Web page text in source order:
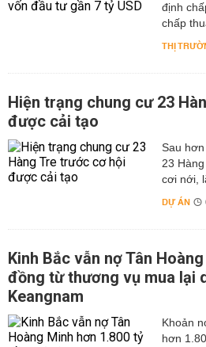
định
chấp
THỊ
Hiện trạng chung cư 23
được cải tạo
Sau
23
cơi nới,
DỰ ÁN
Kinh Bắc vẫn nợ Tân
đồng từ thương vụ mua lại
Keangnam
hơn